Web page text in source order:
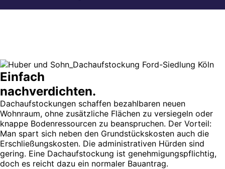
Einfach
nachverdichten.
Dachaufstockungen schaffen bezahlbaren neuen
Wohnraum, ohne zusätzliche Flächen zu versiegeln oder
knappe Bodenressourcen zu beanspruchen. Der Vorteil:
Man spart sich neben den Grundstückskosten auch die
Erschließungskosten. Die administrativen Hürden sind
gering. Eine Dachaufstockung ist genehmigungspflichtig,
doch es reicht dazu ein normaler Bauantrag.